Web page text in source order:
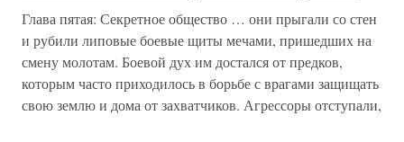
Глава пятая: Секретное общество … они прыгали со стен
и рубили липовые боевые щиты мечами, пришедших на
смену молотам. Боевой дух им достался от предков,
которым часто приходилось в борьбе с врагами защищать
свою землю и дома от захватчиков. Агрессоры отступали,